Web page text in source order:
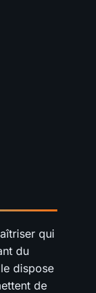
qui
du
dispose
de